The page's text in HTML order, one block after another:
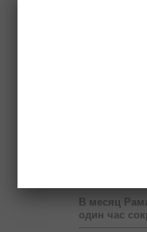
В месяц
один час